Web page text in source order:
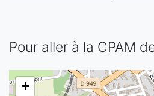
Pour aller à la CPAM
+